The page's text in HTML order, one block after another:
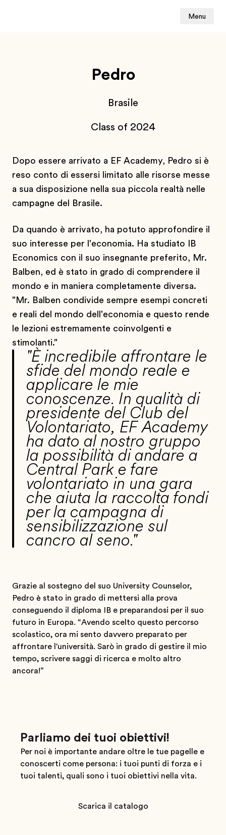
Menu
Pedro
Brasile
Class of 2024
Dopo essere arrivato a EF Academy, Pedro si è
reso conto di essersi limitato alle risorse messe
a sua disposizione nella sua piccola realtà nelle
campagne del Brasile.
Da quando è arrivato, ha potuto approfondire il
suo interesse per l'economia. Ha studiato IB
Economics con il suo insegnante preferito, Mr.
Balben, ed è stato in grado di comprendere il
mondo e in maniera completamente diversa.
"Mr. Balben condivide sempre esempi concreti
e reali del mondo dell'economia e questo rende
le lezioni estremamente coinvolgenti e
stimolanti."
"È incredibile affrontare le
sfide del mondo reale e
applicare le mie
conoscenze. In qualità di
presidente del Club del
Volontariato, EF Academy
ha dato al nostro gruppo
la possibilità di andare a
Central Park e fare
volontariato in una gara
che aiuta la raccolta fondi
per la campagna di
sensibilizzazione sul
cancro al seno."
Grazie al sostegno del suo University Counselor,
Pedro è stato in grado di mettersi alla prova
conseguendo il diploma IB e preparandosi per il suo
futuro in Europa. “Avendo scelto questo percorso
scolastico, ora mi sento davvero preparato per
affrontare l'università. Sarò in grado di gestire il mio
tempo, scrivere saggi di ricerca e molto altro
ancora!”
Parliamo dei tuoi obiettivi!
Per noi è importante andare oltre le tue pagelle e
conoscerti come persona: i tuoi punti di forza e i
tuoi talenti, quali sono i tuoi obiettivi nella vita.
Scarica il catalogo